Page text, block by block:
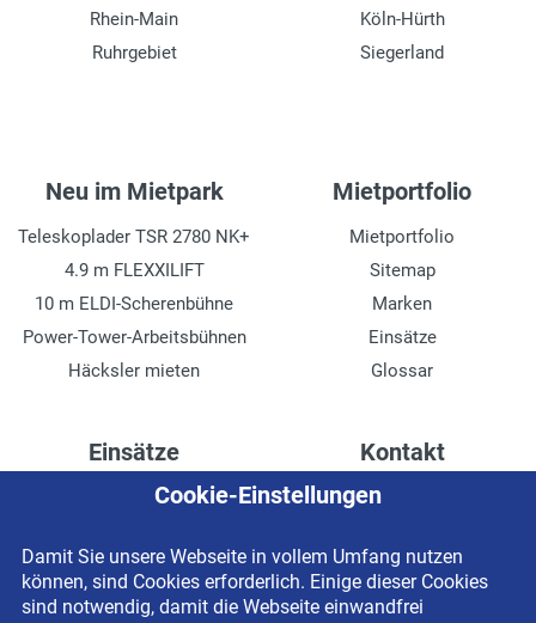
Rhein-Main
Ruhrgebiet
Köln-Hürth
Siegerland
Neu im Mietpark
Teleskoplader TSR 2780 NK+
4.9 m FLEXXILIFT
10 m ELDI-Scherenbühne
Power-Tower-Arbeitsbühnen
Häcksler mieten
Mietportfolio
Mietportfolio
Sitemap
Marken
Einsätze
Glossar
Einsätze
Höhenzugang für
Drainage verlegen
Fassadenreinigung
Kontakt
Kontaktformular
Impressum
Datenschutzerklärung
Cookie-Einstellungen
Damit Sie unsere Webseite in vollem Umfang nutzen
können, sind Cookies erforderlich. Einige dieser Cookies
sind notwendig, damit die Webseite einwandfrei